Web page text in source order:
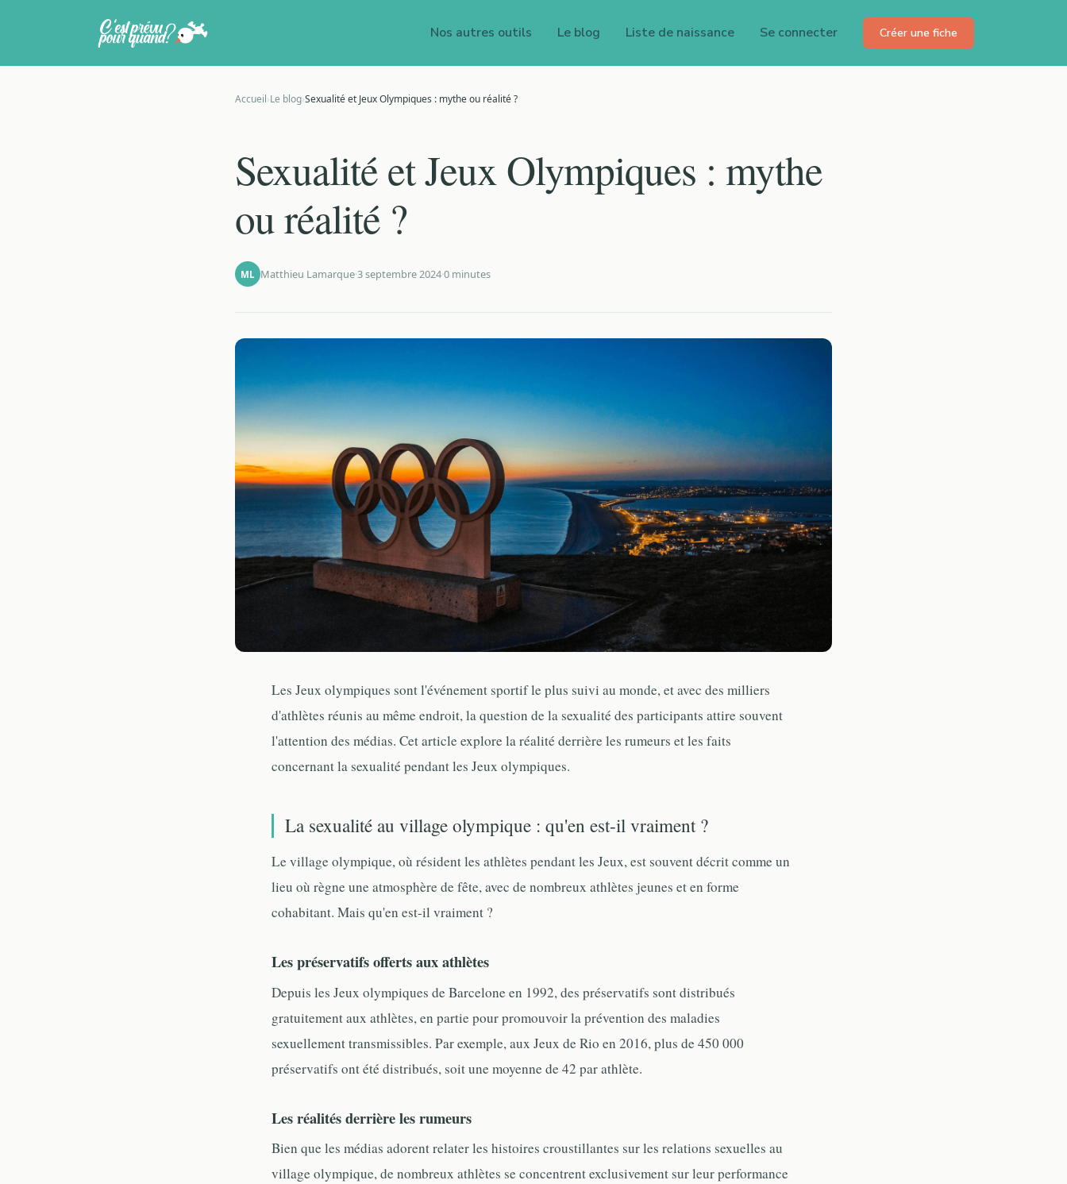
Nos autres outils Le blog Liste de naissance Se connecter Créer une fiche
Accueil›Le blog›Sexualité et Jeux Olympiques : mythe ou réalité ?
Sexualité et Jeux Olympiques : mythe
ou réalité ?
ML Matthieu Lamarque·3 septembre 2024·0 minutes
Les Jeux olympiques sont l'événement sportif le plus suivi au monde, et avec des milliers
d'athlètes réunis au même endroit, la question de la sexualité des participants attire souvent
l'attention des médias. Cet article explore la réalité derrière les rumeurs et les faits
concernant la sexualité pendant les Jeux olympiques.
La sexualité au village olympique : qu'en est-il vraiment ?
Le village olympique, où résident les athlètes pendant les Jeux, est souvent décrit comme un
lieu où règne une atmosphère de fête, avec de nombreux athlètes jeunes et en forme
cohabitant. Mais qu'en est-il vraiment ?
Les préservatifs offerts aux athlètes
Depuis les Jeux olympiques de Barcelone en 1992, des préservatifs sont distribués
gratuitement aux athlètes, en partie pour promouvoir la prévention des maladies
sexuellement transmissibles. Par exemple, aux Jeux de Rio en 2016, plus de 450 000
préservatifs ont été distribués, soit une moyenne de 42 par athlète.
Les réalités derrière les rumeurs
Bien que les médias adorent relater les histoires croustillantes sur les relations sexuelles au
village olympique, de nombreux athlètes se concentrent exclusivement sur leur performance